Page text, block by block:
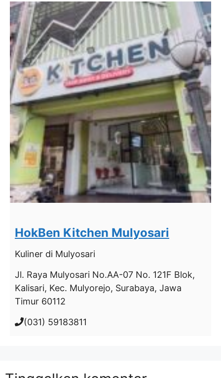
HokBen Kitchen Mulyosari
Kuliner di Mulyosari
Jl. Raya Mulyosari No.AA-07 No. 121F Blok,
Kalisari, Kec. Mulyorejo, Surabaya, Jawa
Timur 60112
(031) 59183811